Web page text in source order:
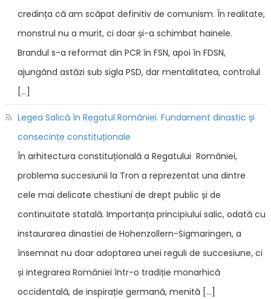
credința că am scăpat definitiv de comunism. În realitate,
monstrul nu a murit, ci doar și-a schimbat hainele.
Brandul s-a reformat din PCR în FSN, apoi în FDSN,
ajungând astăzi sub sigla PSD, dar mentalitatea, controlul
[…]
Legea Salică în Regatul României. Fundament dinastic și
consecințe constituționale
În arhitectura constituțională a Regatului României,
problema succesiunii la Tron a reprezentat una dintre
cele mai delicate chestiuni de drept public și de
continuitate statală. Importanța principiului salic, odată cu
instaurarea dinastiei de Hohenzollern-Sigmaringen, a
însemnat nu doar adoptarea unei reguli de succesiune, ci
și integrarea României într-o tradiție monarhică
occidentală, de inspirație germană, menită […]